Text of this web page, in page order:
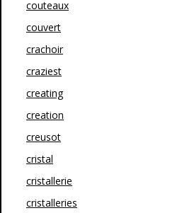
couteaux
couvert
crachoir
craziest
creating
creation
creusot
cristal
cristallerie
cristalleries